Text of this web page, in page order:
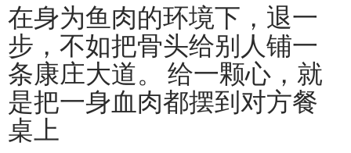
在身为鱼肉的环境下，退一
步，不如把骨头给别人铺一
条康庄大道。 给一颗心，就
是把一身血肉都摆到对方餐
桌上